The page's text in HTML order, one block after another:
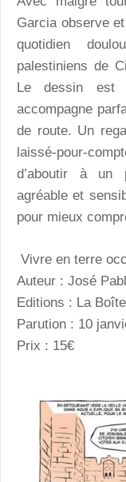
Garcia observe
quotidien
palestiniens de
Le dessin est
accompagne
de route. Un
laissé-pour-
d’aboutir à un
agréable et
pour mieux
Vivre en terre
Auteur : José
Editions : La
Parution : 10
Prix : 15€